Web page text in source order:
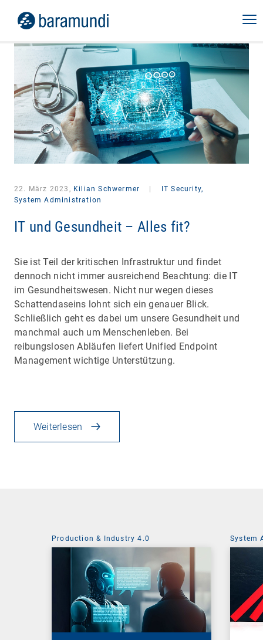
22. März 2023, Kilian Schwermer
IT Security,
System Administration
IT und Gesundheit – Alles fit?
Sie ist Teil der kritischen Infrastruktur und findet
dennoch nicht immer ausreichend Beachtung: die IT
im Gesundheitswesen. Nicht nur wegen dieses
Schattendaseins lohnt sich ein genauer Blick.
Schließlich geht es dabei um unsere Gesundheit und
manchmal auch um Menschenleben. Bei
reibungslosen Abläufen liefert Unified Endpoint
Management wichtige Unterstützung.
Weiterlesen
Production & Industry 4.0 System